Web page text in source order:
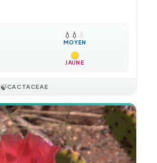
💧 💧 💧
MOYEN
JAUNE
🍃CACTACEAE